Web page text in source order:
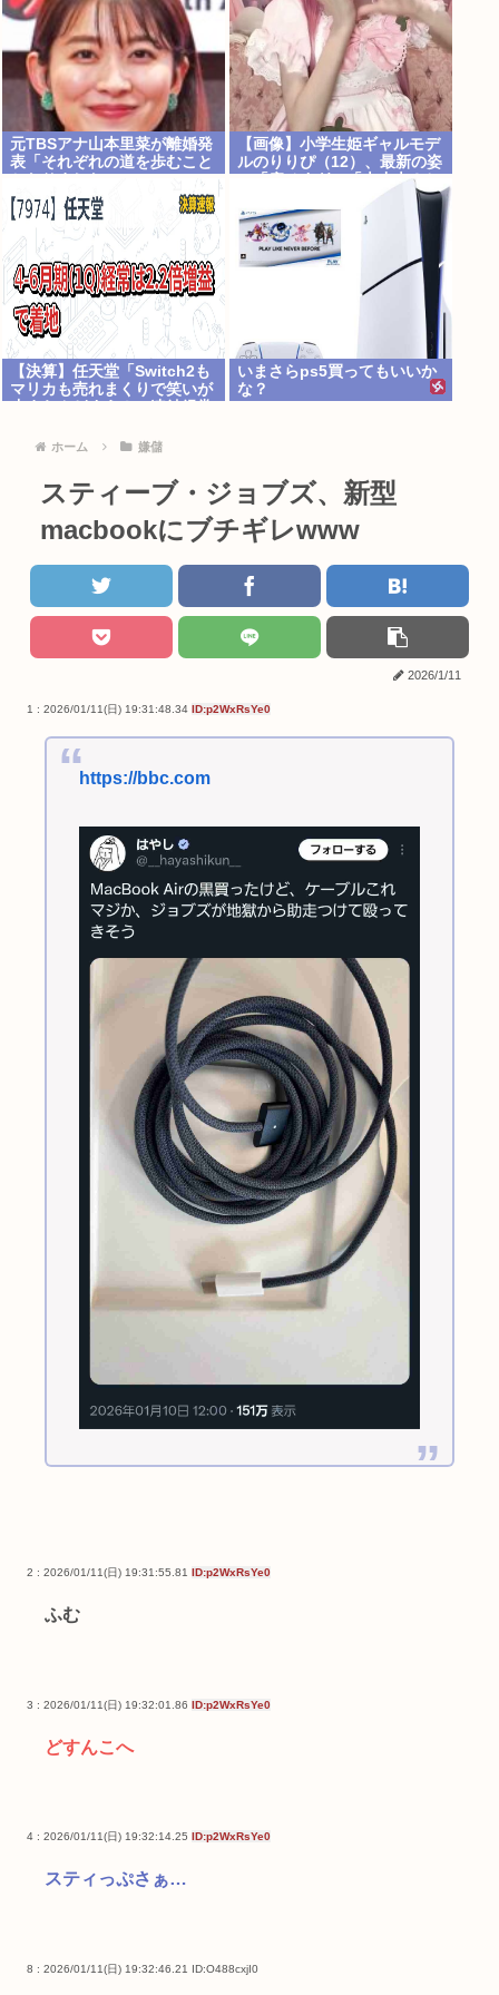
元TBSアナ山本里菜が離婚発
表「それぞれの道を歩むこと
【画像】小学生姫ギャルモデ
ルのりりぴ（12）、最新の姿
に「痩せすぎ」「大丈夫？ち
ゃんとご飯食べてね」など心
配の声
【決算】任天堂「Switch2も
マリカも売れまくりで笑いが
2061億円に
いまさらps5買ってもいいか
な？
ホーム 嫌儲
スティーブ・ジョブズ、新型
macbookにブチギレwww
2026/1/11
1 : 2026/01/11(日) 19:31:48.34 ID:p2WxRsYe0
https://bbc.com
2 : 2026/01/11(日) 19:31:55.81 ID:p2WxRsYe0
ふむ
3 : 2026/01/11(日) 19:32:01.86 ID:p2WxRsYe0
どすんこへ
4 : 2026/01/11(日) 19:32:14.25 ID:p2WxRsYe0
スティっぷさぁ…
8 : 2026/01/11(日) 19:32:46.21 ID:O488cxjI0